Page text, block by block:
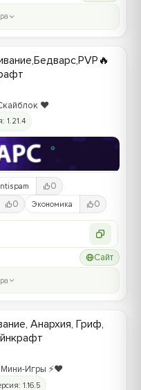
❤️
1.21.4
0
0 Экономика 0
Сайт
Анархия, Гриф,
Мини-Игры ⚡️❤️
1.16.5